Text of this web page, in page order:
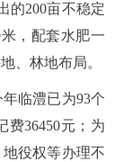
的200亩不稳定
，配套水肥一
、林地布局。
临澧已为93个
费36450元；为
役权等办理不